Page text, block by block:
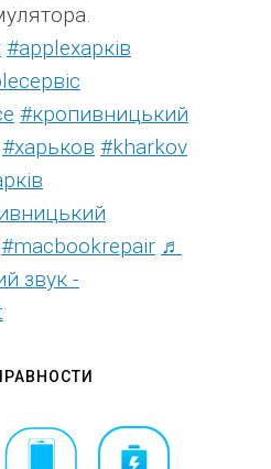
#аррleхарків
#кропивницький
#харьков #kharkov
#macbookrepair ♬
звук -